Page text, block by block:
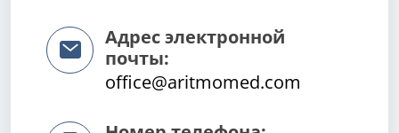
Адрес электронной
почты:
office@aritmomed.com